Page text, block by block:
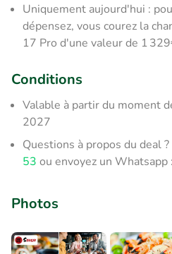
Uniquement aujourd'hui :
dépensez, vous courez la
17 Pro d'une valeur de 1
Conditions
Valable à partir du moment
2027
Questions à propos du deal
53 ou envoyez un Whatsapp :
Photos